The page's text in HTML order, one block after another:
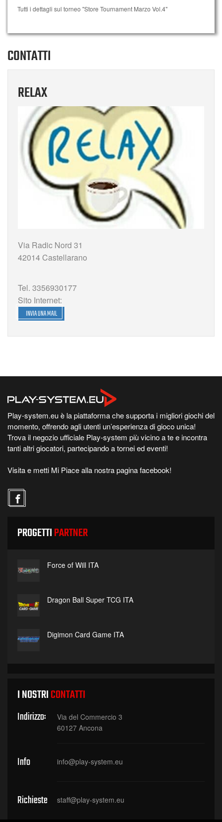
Tutti i dettagli sul torneo "Store Tournament Marzo Vol.4"
CONTATTI
RELAX
Via Radic Nord 31
42014 Castellarano
Tel. 3356930177
Sito Internet:
INVIA UNA MAIL
Play-system.eu è la piattaforma che supporta i migliori giochi del
momento, offrendo agli utenti un’esperienza di gioco unica!
Trova il negozio ufficiale Play-system più vicino a te e incontra
tanti altri giocatori, partecipando a tornei ed eventi!
Visita e metti Mi Piace alla nostra pagina facebook!
PROGETTIPARTNER
Force of Will ITA
Dragon Ball Super TCG ITA
Digimon Card Game ITA
I NOSTRICONTATTI
Indirizzo:
Via del Commercio 3
60127 Ancona
Info info@play-system.eu
Richieste staff@play-system.eu